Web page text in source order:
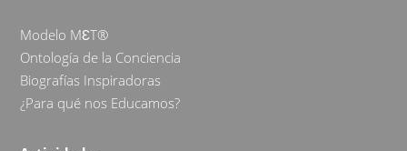
Modelo MƐT®
Ontología de la Conciencia
Biografías Inspiradoras
¿Para qué nos Educamos?